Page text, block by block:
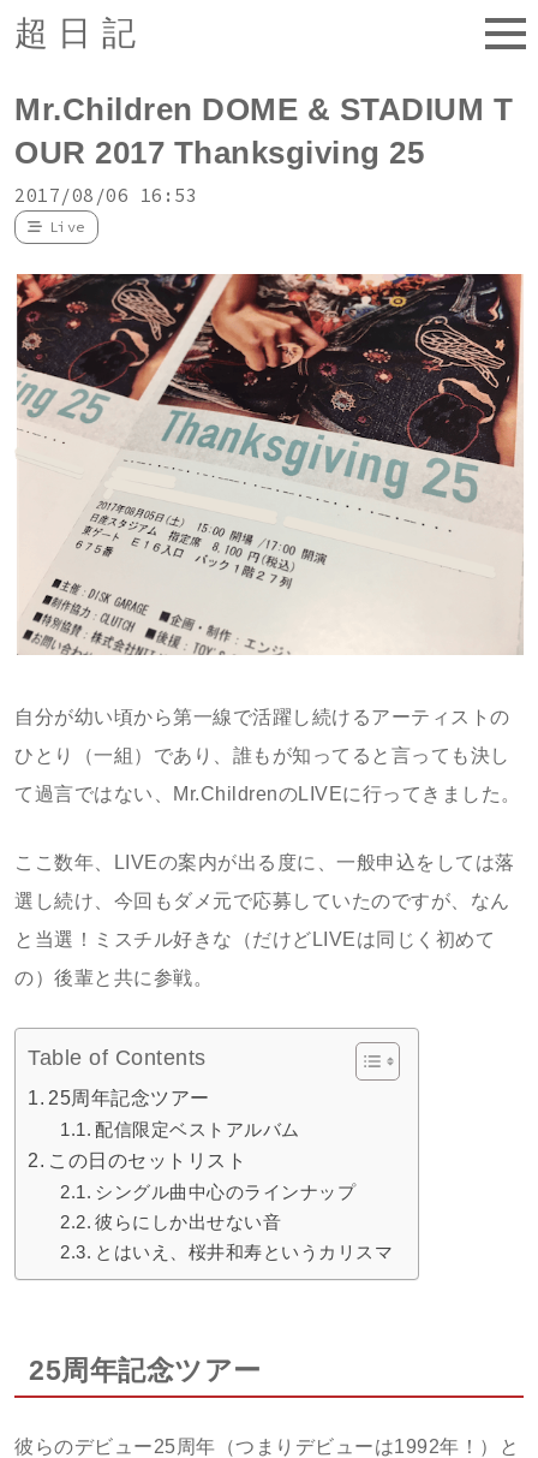
超日記
Mr.Children DOME & STADIUM T
OUR 2017 Thanksgiving 25
2017/08/06 16:53
Live
自分が幼い頃から第一線で活躍し続けるアーティストの
ひとり（一組）であり、誰もが知ってると言っても決し
て過言ではない、Mr.ChildrenのLIVEに行ってきました。
ここ数年、LIVEの案内が出る度に、一般申込をしては落
選し続け、今回もダメ元で応募していたのですが、なん
と当選！ミスチル好きな（だけどLIVEは同じく初めて
の）後輩と共に参戦。
Table of Contents
25周年記念ツアー
配信限定ベストアルバム
この日のセットリスト
シングル曲中心のラインナップ
彼らにしか出せない音
とはいえ、桜井和寿というカリスマ
25周年記念ツアー
彼らのデビュー25周年（つまりデビューは1992年！）と